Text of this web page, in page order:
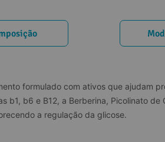
formulado com ativos que ajudam
b1, b6 e B12, a Berberina, Picolinato
a regulação da glicose.